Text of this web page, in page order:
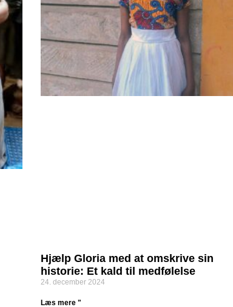
Hjælp Gloria med at omskrive sin
historie: Et kald til medfølelse
24. december 2024
Læs mere "